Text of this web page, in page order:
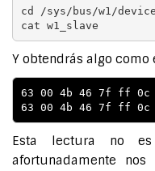
cd /sys/bus/w1/
cat w1_slave
Y obtendrás algo como
63 00 4b 46 7f ff 0c
Esta lectura no es
afortunadamente